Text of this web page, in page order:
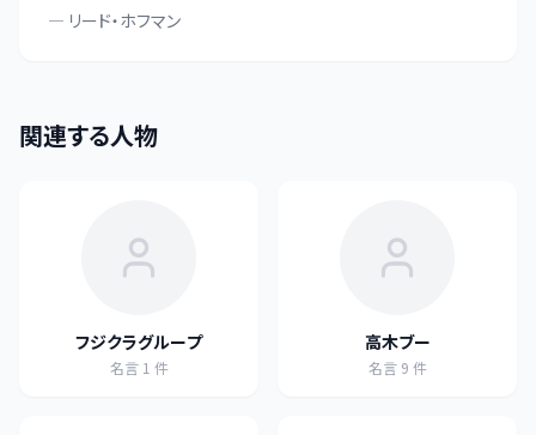
— リード・ホフマン
関連する人物
フジクラグループ
名言 1 件
高木ブー
名言 9 件